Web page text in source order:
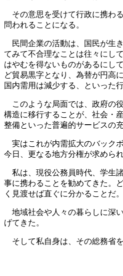
その意思を受けて行政に携わ
問われることになる。
民間企業の活動は、国民が生
てみて不合理なことは往々にし
はやむを得ないものがあるにし
ど貿易黒字となり、為替が円高
国内需用は減少する、といった
このような局面では、政府の
構造に移行することが、社会・
整備といった普遍的サービスの
実はこれが内需拡大のバック
今日、更なる地方分権が求めら
私は、現役公務員時代、学生
事に携わることを勧めてきた。
く見渡せば直ぐに分かることだ。
地域社会や人々の暮らしに深
げてきた。
そして私自身は、その総務省